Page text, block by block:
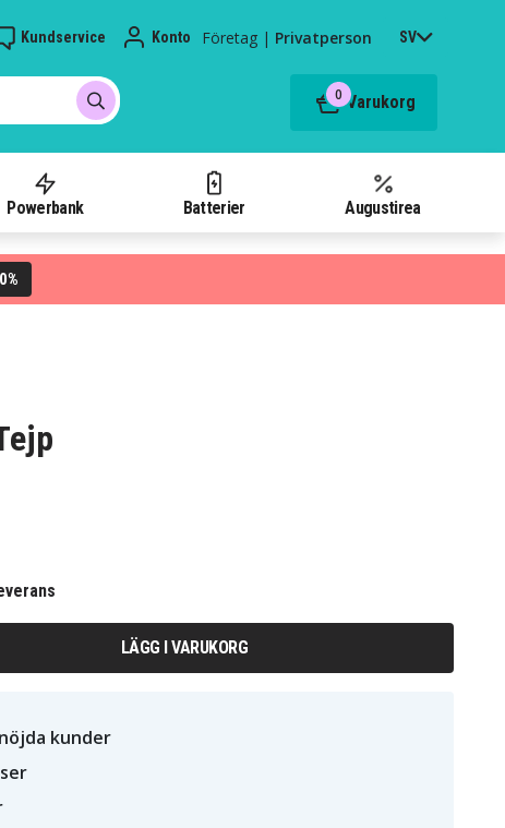
Kundservice Konto Företag | Privatperson SV
0 Varukorg
Powerbank Batterier Augustirea
LÄGG I VARUKORG
kunder